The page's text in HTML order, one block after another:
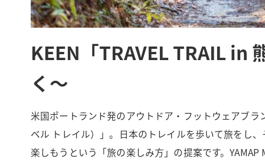
KEEN「TRAVEL TRAIL in
く〜
米国ポートランド発のアウトドア・フットウェアブラ
ベル トレイル）」。日本のトレイルを歩いて旅をし
楽しもうという「旅の楽しみ方」の提案です。